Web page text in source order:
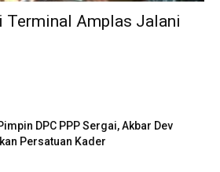
Terminal Amplas Jalani
DPC PPP Sergai, Akbar Dev
Persatuan Kader